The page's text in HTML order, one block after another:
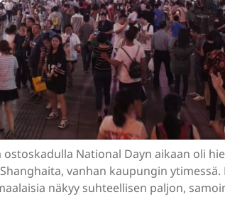
ostoskadulla National Dayn aikaan oli
vanhan kaupungin
näkyy suhteellisen paljon,